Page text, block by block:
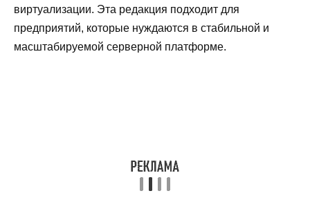
виртуализации. Эта редакция подходит для
предприятий, которые нуждаются в стабильной и
масштабируемой серверной платформе.